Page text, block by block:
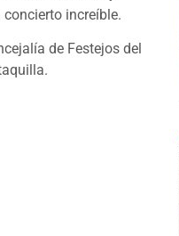
increíble.
de Festejos del